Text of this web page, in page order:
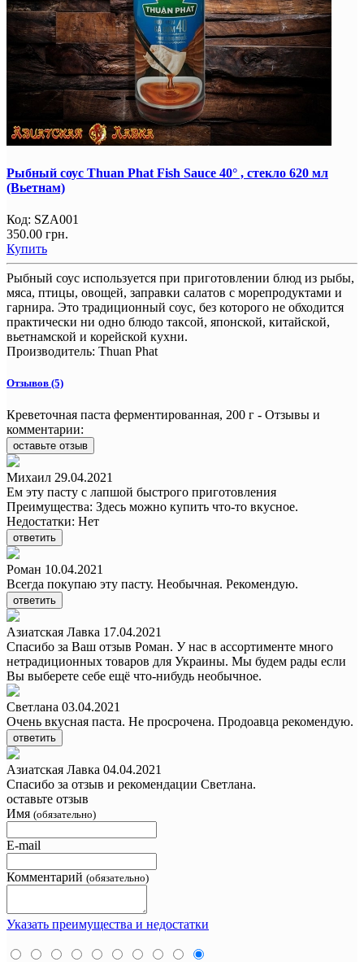
Рыбный соус Thuan Phat Fish Sauce 40° , стекло 620 мл
(Вьетнам)
Код: SZA001
350.00 грн.
Купить
Рыбный соус используется при приготовлении блюд из рыбы,
мяса, птицы, овощей, заправки салатов с морепродуктами и
гарнира. Это традиционный соус, без которого не обходится
практически ни одно блюдо таксой, японской, китайской,
вьетнамской и корейской кухни.
Производитель: Thuan Phat
Отзывов (5)
Креветочная паста ферментированная, 200 г - Отзывы и
комментарии:
оставьте отзыв
Михаил 29.04.2021
Ем эту пасту с лапшой быстрого приготовления
Преимущества: Здесь можно купить что-то вкусное.
Недостатки: Нет
ответить
Роман 10.04.2021
Всегда покупаю эту пасту. Необычная. Рекомендую.
ответить
Азиатская Лавка 17.04.2021
Спасибо за Ваш отзыв Роман. У нас в ассортименте много
нетрадиционных товаров для Украины. Мы будем рады если
Вы выберете себе ещё что-нибудь необычное.
Светлана 03.04.2021
Очень вкусная паста. Не просрочена. Продоавца рекомендую.
ответить
Азиатская Лавка 04.04.2021
Спасибо за отзыв и рекомендации Светлана.
оставьте отзыв
Имя (обязательно)
E-mail
Комментарий (обязательно)
Указать преимущества и недостатки